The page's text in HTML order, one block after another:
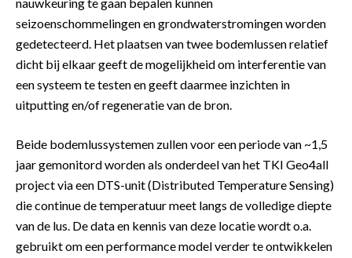
seizoenschommelingen en grondwaterstromingen worden
gedetecteerd. Het plaatsen van twee bodemlussen relatief
dicht bij elkaar geeft de mogelijkheid om interferentie van
een systeem te testen en geeft daarmee inzichten in
uitputting en/of regeneratie van de bron.
Beide bodemlussystemen zullen voor een periode van ~1,5
jaar gemonitord worden als onderdeel van het TKI Geo4all
project via een DTS-unit (Distributed Temperature Sensing)
die continue de temperatuur meet langs de volledige diepte
van de lus. De data en kennis van deze locatie wordt o.a.
gebruikt om een performance model verder te ontwikkelen